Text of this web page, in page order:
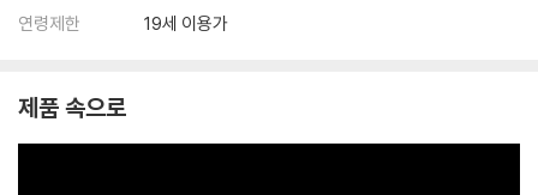
연령제한
19세 이용가
제품 속으로